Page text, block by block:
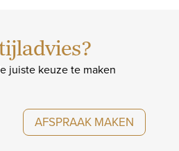
juiste keuze te maken
AFSPRAAK MAKEN